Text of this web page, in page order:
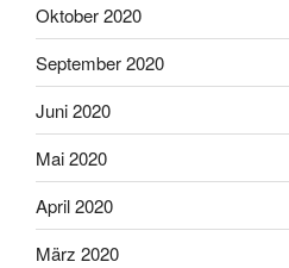
Oktober 2020
September 2020
Juni 2020
Mai 2020
April 2020
März 2020